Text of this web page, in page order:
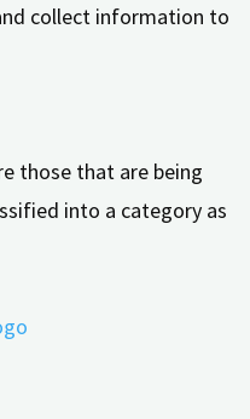
collect information to
those that are being
into a category as